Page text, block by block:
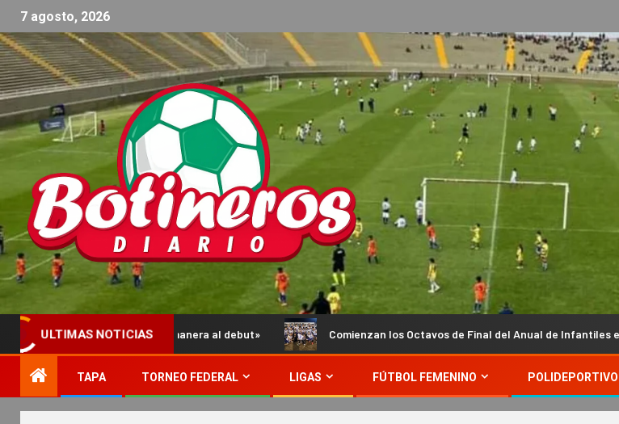
7 agosto, 2026
ULTIMAS NOTICIAS
la mejor manera al debut» Comienzan los Octavos de Final del Anual de Infantiles e Inferiores de la Liga
TAPA TORNEO FEDERAL LIGAS FÚTBOL FEMENINO POLIDEPORTIVO